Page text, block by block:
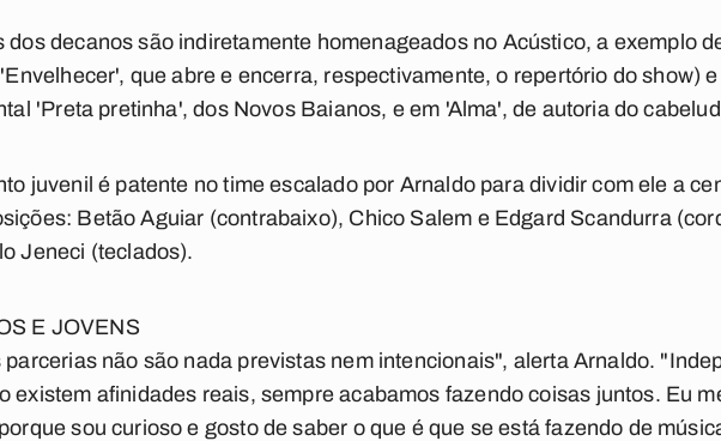
dos decanos são indiretamente homenageados no Acústico, a exemplo
que abre e encerra, respectivamente, o repertório do show)
'Preta pretinha', dos Novos Baianos, e em 'Alma', de autoria do
juvenil é patente no time escalado por Arnaldo para dividir com ele a
Betão Aguiar (contrabaixo), Chico Salem e Edgard Scandurra
Jeneci (teclados).
E JOVENS
parcerias não são nada previstas nem intencionais", alerta Arnaldo.
existem afinidades reais, sempre acabamos fazendo coisas juntos. Eu
sou curioso e gosto de saber o que é que se está fazendo de